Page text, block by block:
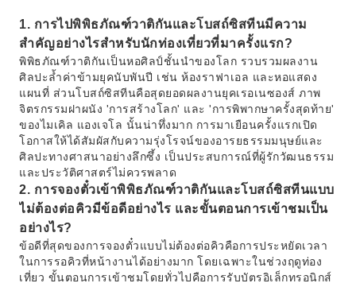
1. การไปพิพิธภัณฑ์วาติกันและโบสถ์ซิสทีนมีความ
สำคัญอย่างไรสำหรับนักท่องเที่ยวที่มาครั้งแรก?
พิพิธภัณฑ์วาติกันเป็นหอศิลป์ชั้นนำของโลก รวบรวมผลงาน
ศิลปะล้ำค่าข้ามยุคนับพันปี เช่น ห้องราฟาเอล และหอแสดง
แผนที่ ส่วนโบสถ์ซิสทีนคือสุดยอดผลงานยุคเรอเนซองส์ ภาพ
จิตรกรรมฝาผนัง 'การสร้างโลก' และ 'การพิพากษาครั้งสุดท้าย'
ของไมเคิล แองเจโล นั้นน่าทึ่งมาก การมาเยือนครั้งแรกเปิด
โอกาสให้ได้สัมผัสกับความรุ่งโรจน์ของอารยธรรมมนุษย์และ
ศิลปะทางศาสนาอย่างลึกซึ้ง เป็นประสบการณ์ที่ผู้รักวัฒนธรรม
และประวัติศาสตร์ไม่ควรพลาด
2. การจองตั๋วเข้าพิพิธภัณฑ์วาติกันและโบสถ์ซิสทีนแบบ
ไม่ต้องต่อคิวมีข้อดีอย่างไร และขั้นตอนการเข้าชมเป็น
อย่างไร?
ข้อดีที่สุดของการจองตั๋วแบบไม่ต้องต่อคิวคือการประหยัดเวลา
ในการรอคิวที่หน้างานได้อย่างมาก โดยเฉพาะในช่วงฤดูท่อง
เที่ยว ขั้นตอนการเข้าชมโดยทั่วไปคือการรับบัตรอิเล็กทรอนิกส์